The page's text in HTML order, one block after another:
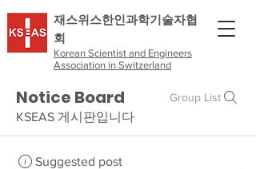
​재스위스한인과학기술자협
회
Korean Scientist and Engineers
Association in Switzerland
Notice Board Group List
KSEAS 게시판입니다
Suggested post